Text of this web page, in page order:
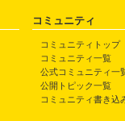
コミュニティ
コミュニティトップ
コミュニティ一覧
公式コミュニティ一
公開トピック一覧
コミュニティ書き込